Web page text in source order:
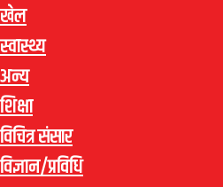
खेल
स्वास्थ्य
अन्य
शिक्षा
विचित्र संसार
विज्ञान/प्रविधि